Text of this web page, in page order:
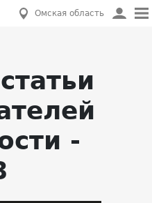
Омская область
-